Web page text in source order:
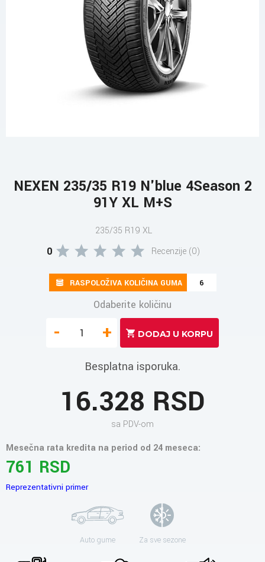
NEXEN 235/35 R19 N'blue 4Season 2
91Y XL M+S
235/35 R19 XL
0 Recenzije (0)
RASPOLOŽIVA KOLIČINA GUMA 6
Odaberite količinu
- +
Besplatna isporuka.
16.328 RSD
sa PDV-om
Mesečna rata kredita na period od 24 meseca:
761 RSD
Reprezentativni primer
Auto gume Za sve sezone